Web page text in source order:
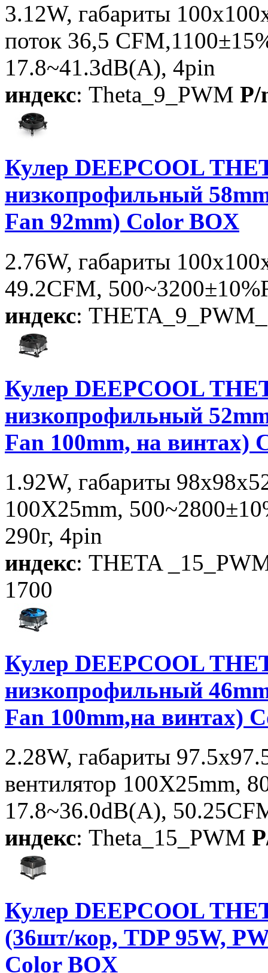
3.12W, габариты
поток 36,5
17.8~41.3dB(A), 4pin
индекс: Theta_9_PWM P/
Кулер DEEPCOOL
низкопрофильный
Fan 92mm) Color BOX
2.76W, габариты
49.2CFM,
индекс:
Кулер DEEPCOOL
низкопрофильный
Fan 100mm, на винтах)
1.92W, габариты
100X25mm,
290г, 4pin
индекс: THETA
1700
Кулер DEEPCOOL
низкопрофильный
Fan 100mm,на винтах)
2.28W, габариты
вентилятор 100X25mm,
17.8~36.0dB(A),
индекс: Theta_15_PWM
Кулер DEEPCOOL
(36шт/кор, TDP 95W,
Color BOX